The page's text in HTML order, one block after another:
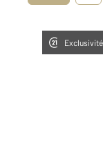
Exclusivité